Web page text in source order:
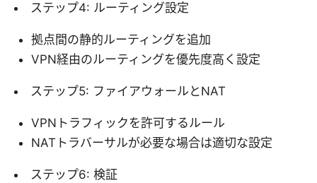
ステップ4: ルーティング設定
拠点間の静的ルーティングを追加
VPN経由のルーティングを優先度高く設定
ステップ5: ファイアウォールとNAT
VPNトラフィックを許可するルール
NATトラバーサルが必要な場合は適切な設定
ステップ6: 検証